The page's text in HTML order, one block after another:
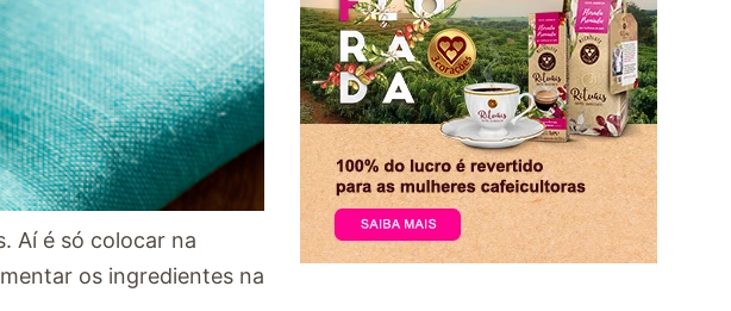
Aí é só colocar na
os ingredientes na